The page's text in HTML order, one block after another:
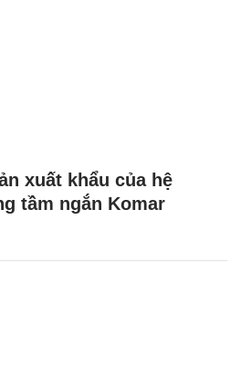
xuất khẩu của hệ
tầm ngắn Komar